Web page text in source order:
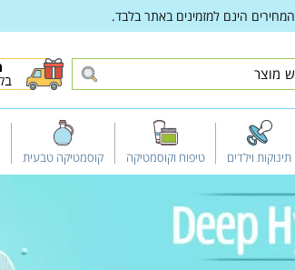
המחירים הינם למזמינים באתר בלבד.
תינוקות וילדים טיפוח וקוסמטיקה קוסמטיקה טבעית